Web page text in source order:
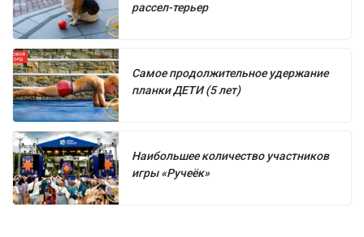
рассел-терьер
Самое продолжительное удержание
планки ДЕТИ (5 лет)
Наибольшее количество участников
игры «Ручеёк»